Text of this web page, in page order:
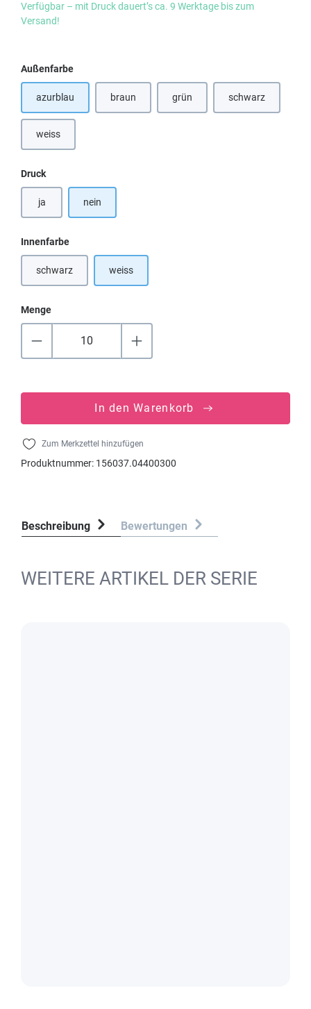
Verfügbar – mit Druck dauert’s ca. 9 Werktage bis zum
Versand!
Außenfarbeauswählen
azurblau braun(Diese Option ist zurzeit nicht verfügbar.)
grün schwarz(Diese Option ist
weiss
Druckauswählen
ja nein
Innenfarbeauswählen
schwarz(Diese Option ist zurzeit nicht verfügbar.)
weiss
Menge
In den Warenkorb
Zum Merkzettel hinzufügen
Produktnummer: 156037.04400300
Beschreibung Bewertungen
WEITERE ARTIKEL DER SERIE